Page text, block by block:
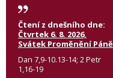
Čtení z dnešního dne:
Čtvrtek 6. 8. 2026,
Svátek Proměnění Páně
Dan 7,9-10.13-14; 2 Petr
1,16-19